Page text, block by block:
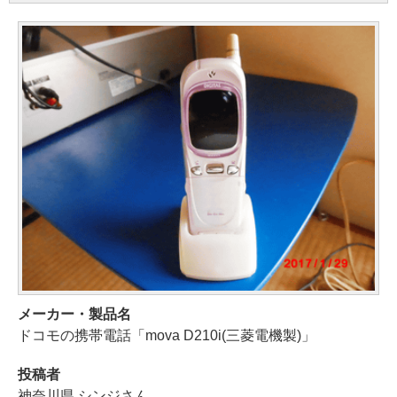
メーカー・製品名
ドコモの携帯電話「mova D210i(三菱電機製)」
投稿者